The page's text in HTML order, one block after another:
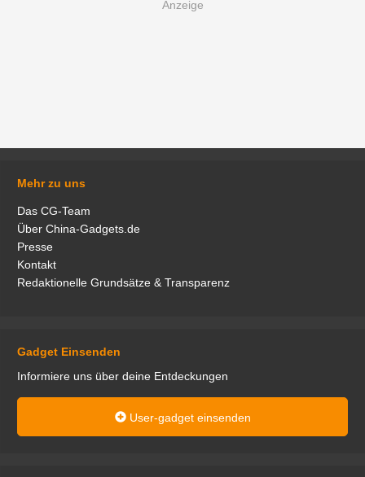
Mehr zu uns
Das CG-Team
Über China-Gadgets.de
Presse
Kontakt
Redaktionelle Grundsätze & Transparenz
Gadget Einsenden
Informiere uns über deine Entdeckungen
User-gadget einsenden